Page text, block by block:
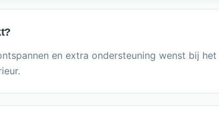
en extra ondersteuning wenst bij